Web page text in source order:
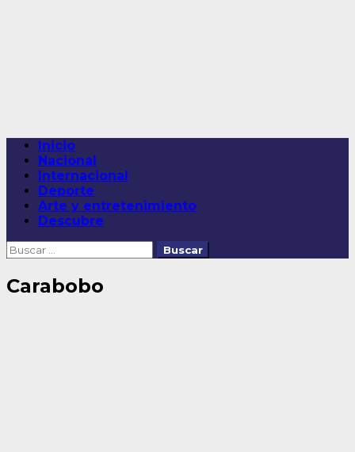
Menú
principal
Inicio
Nacional
Internacional
Deporte
Arte y entretenimiento
Descubre
Buscar:
Carabobo